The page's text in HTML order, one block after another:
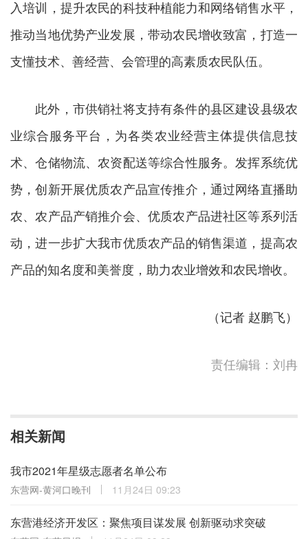
入培训，提升农民的科技种植能力和网络销售水平，
推动当地优势产业发展，带动农民增收致富，打造一
支懂技术、善经营、会管理的高素质农民队伍。
此外，市供销社将支持有条件的县区建设县级农
业综合服务平台，为各类农业经营主体提供信息技
术、仓储物流、农资配送等综合性服务。发挥系统优
势，创新开展优质农产品宣传推介，通过网络直播助
农、农产品产销推介会、优质农产品进社区等系列活
动，进一步扩大我市优质农产品的销售渠道，提高农
产品的知名度和美誉度，助力农业增效和农民增收。
（记者 赵鹏飞）
责任编辑：刘冉
相关新闻
我市2021年星级志愿者名单公布
东营网-黄河口晚刊 11月24日 09:23
东营港经济开发区：聚焦项目谋发展 创新驱动求突破